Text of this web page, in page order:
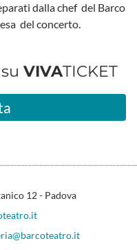
dalla chef del Barco
del concerto.
VIVATICKET
12 - Padova